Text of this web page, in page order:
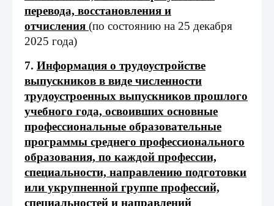
перевода, восстановления и
отчисления (по состоянию на 25 декабря
2025 года)
7. Информация о трудоустройстве
выпускников в виде численности
трудоустроенных выпускников прошлого
учебного года, освоивших основные
профессиональные образовательные
программы среднего профессионального
образования, по каждой профессии,
специальности, направлению подготовки
или укрупненной группе профессий,
специальностей и направлений